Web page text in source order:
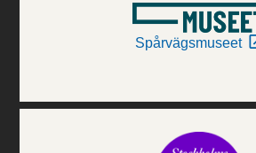
Spårvägsmuseet